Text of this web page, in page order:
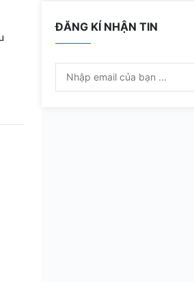
ĐĂNG KÍ NHẬN TIN